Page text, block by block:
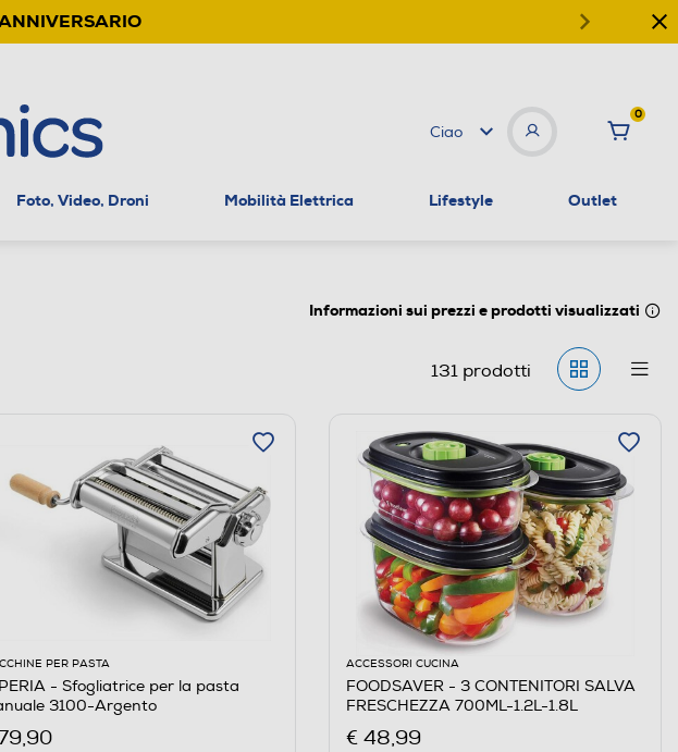
Ciao
0
Foto, Video, Droni Mobilità Elettrica Lifestyle Outlet
Informazioni sui prezzi e prodotti visualizzati
131prodotti
PER PASTA
- Sfogliatrice per la pasta
3100-Argento
ACCESSORI CUCINA
FOODSAVER - 3 CONTENITORI SALVA
FRESCHEZZA 700ML-1.2L-1.8L
€ 48,99